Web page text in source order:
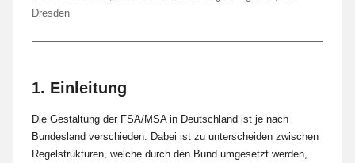
a
Dresden
1. Einleitung
Die Gestaltung der FSA/MSA in Deutschland ist je nach
Bundesland verschieden. Dabei ist zu unterscheiden zwischen
Regelstrukturen, welche durch den Bund umgesetzt werden,